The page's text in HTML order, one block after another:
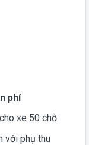
phí
xe 50 chỗ
với phụ thu